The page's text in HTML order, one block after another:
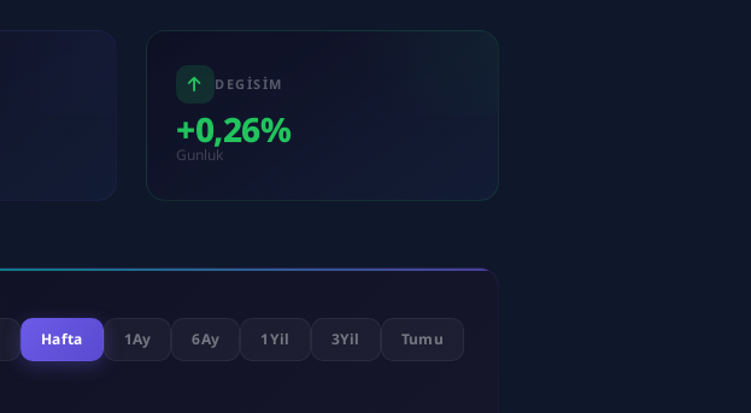
DEGISIM
+0,26%
Gunluk
Hafta 1Ay 6Ay 1Yil 3Yil Tumu